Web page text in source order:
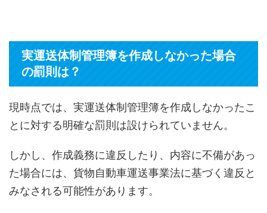
実運送体制管理簿を作成しなかった場合
の罰則は？
現時点では、実運送体制管理簿を作成しなかったこ
とに対する明確な罰則は設けられていません。
しかし、作成義務に違反したり、内容に不備があっ
た場合には、貨物自動車運送事業法に基づく違反と
みなされる可能性があります。